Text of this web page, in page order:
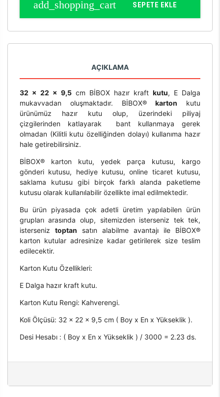
SEPETE EKLE
AÇIKLAMA
32 x 22 x 9,5 cm BİBOX hazır kraftkutu, E Dalga
mukavvadan oluşmaktadır. BİBOX®karton kutu
ürünümüz hazır kutu olup, üzerindeki piliyaj
çizgilerinden katlayarak bant kullanmaya gerek
olmadan (Kilitli kutu özelliğinden dolayı) kullanıma hazır
hale getirebilirsiniz.
BİBOX® karton kutu, yedek parça kutusu, kargo
gönderi kutusu, hediye kutusu, online ticaret kutusu,
saklama kutusu gibi birçok farklı alanda paketleme
kutusu olarak kullanılabilir özellikte imal edilmektedir.
Bu ürün piyasada çok adetli üretim yapılabilen ürün
grupları arasında olup, sitemizden isterseniz tek tek,
isterseniz toptan satın alabilme avantajı ile BİBOX®
karton kutular adresinize kadar getirilerek size teslim
edilecektir.
Karton Kutu Özellikleri:
E Dalga hazır kraft kutu.
Karton Kutu Rengi: Kahverengi.
Koli Ölçüsü: 32 x 22 x 9,5 cm ( Boy x En x Yükseklik ).
Desi Hesabı : ( Boy x En x Yükseklik ) / 3000 = 2.23 ds.